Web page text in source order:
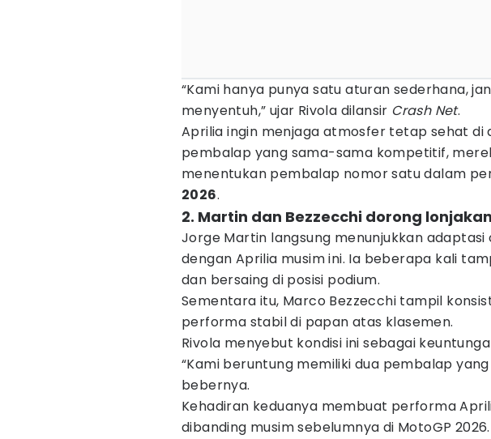
“Kami hanya punya satu aturan sederhana,
menyentuh,” ujar Rivola dilansir Crash Net.
Aprilia ingin menjaga atmosfer tetap sehat di
pembalap yang sama-sama kompetitif,
menentukan pembalap nomor satu dalam
2026.
2. Martin dan Bezzecchi dorong
Jorge Martin langsung menunjukkan
dengan Aprilia musim ini. Ia beberapa kali
dan bersaing di posisi podium.
Sementara itu, Marco Bezzecchi tampil
performa stabil di papan atas klasemen.
Rivola menyebut kondisi ini sebagai
“Kami beruntung memiliki dua pembalap
bebernya.
Kehadiran keduanya membuat performa
dibanding musim sebelumnya di MotoGP 2026.